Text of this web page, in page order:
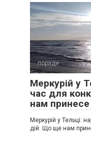
поради
Меркурій у
час для
нам
Меркурій у Тельці:
дій. Що ще нам